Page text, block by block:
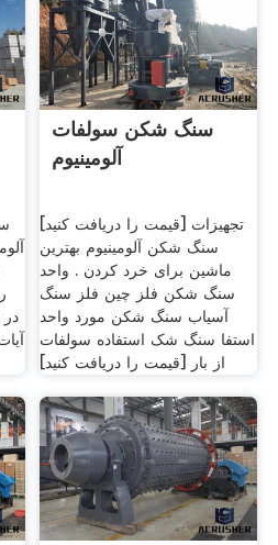
سنگ شکن سولفات
آلومینیوم
[قیمت را دریافت کنید] تجهیزات
سنگ شکن آلومینیوم بهترین
ماشین برای خرد کردن . واحد
سنگ شکن فلز چین فلز سنگ
آسیاب سنگ شکن مورد واحد
استفا سنگ شک استفاده سولفات
از بار [قیمت را دریافت کنید]